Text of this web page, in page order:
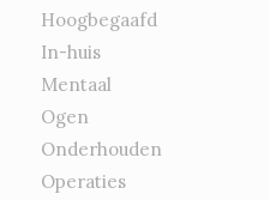
Hoogbegaafd
In-huis
Mentaal
Ogen
Onderhouden
Operaties